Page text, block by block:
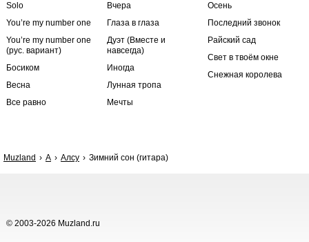
Solo
You’re my number one
You’re my number one
(рус. вариант)
Босиком
Весна
Все равно
Вчера
Глаза в глаза
Дуэт (Вместе и
навсегда)
Иногда
Лунная тропа
Мечты
Осень
Последний звонок
Райский сад
Свет в твоём окне
Снежная королева
Muzland А Алсу Зимний сон (гитара)
© 2003-2026 Muzland.ru